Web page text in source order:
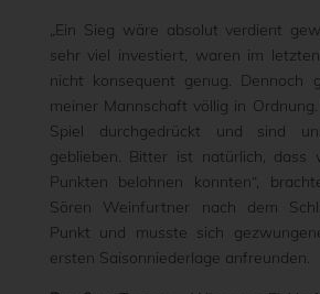
„Ein Sieg wäre absolut verdient
sehr viel investiert, waren im
nicht konsequent genug. Dennoch
meiner Mannschaft völlig in
Spiel durchgedrückt und sind
geblieben. Bitter ist natürlich,
Punkten belohnen konnten“,
Sören Weinfurtner nach dem
Punkt und musste sich
ersten Saisonniederlage anfreunden.